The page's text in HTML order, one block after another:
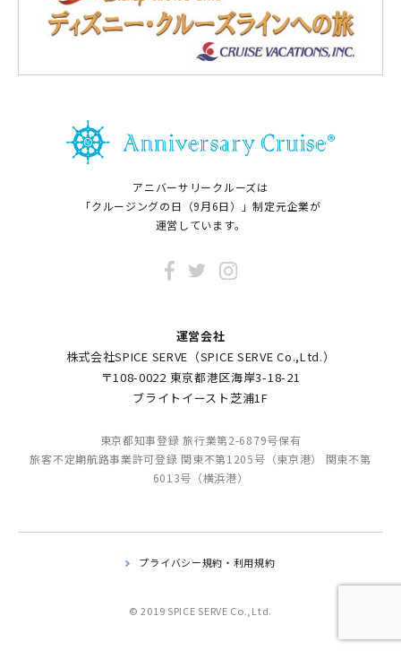
アニバーサリークルーズは
「クルージングの日（9月6日）」制定元企業が
運営しています。
運営会社
株式会社SPICE SERVE（SPICE SERVE Co.,Ltd.）
〒108-0022 東京都港区海岸3-18-21
ブライトイースト芝浦1F
東京都知事登録 旅行業第2-6879号保有
旅客不定期航路事業許可登録 関東不第1205号（東京港） 関東不第
6013号（横浜港）
プライバシー規約・利用規約
© 2019 SPICE SERVE Co.,Ltd.